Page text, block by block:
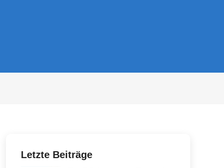
Letzte Beiträge